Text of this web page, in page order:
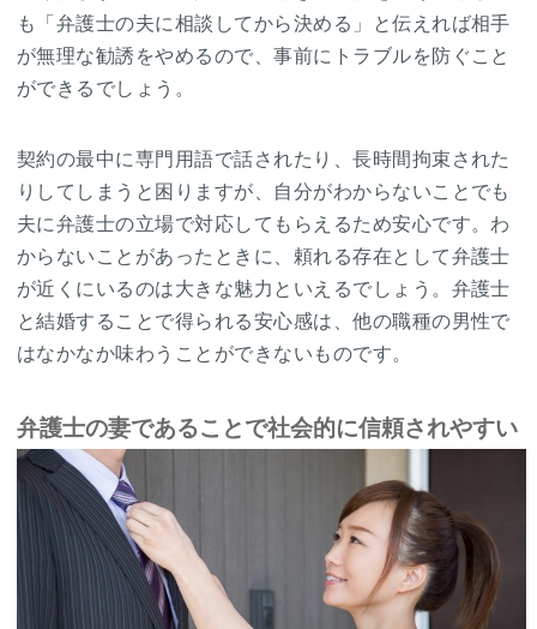
も「弁護士の夫に相談してから決める」と伝えれば相手
が無理な勧誘をやめるので、事前にトラブルを防ぐこと
ができるでしょう。
契約の最中に専門用語で話されたり、長時間拘束された
りしてしまうと困りますが、自分がわからないことでも
夫に弁護士の立場で対応してもらえるため安心です。わ
からないことがあったときに、頼れる存在として弁護士
が近くにいるのは大きな魅力といえるでしょう。弁護士
と結婚することで得られる安心感は、他の職種の男性で
はなかなか味わうことができないものです。
弁護士の妻であることで社会的に信頼されやすい